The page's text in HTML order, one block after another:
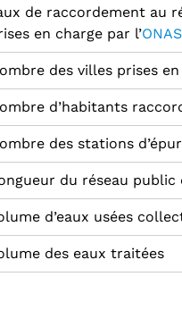
de raccordement au
en charge par l’ONAS
des villes prises
d’habitants
des stations
du réseau public
d’eaux usées
des eaux traitées